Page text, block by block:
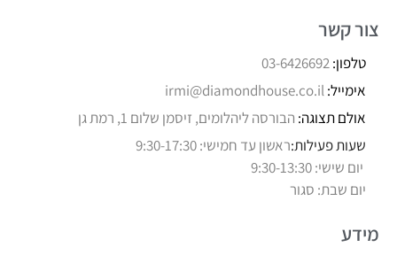
צור קשר
טלפון:03-6426692
אימייל:irmi@diamondhouse.co.il
אולם תצוגה: הבורסה ליהלומים, זיסמן שלום 1, רמת גן
שעות פעילות:ראשון עד חמישי: 9:30-17:30
יום שישי: 9:30-13:30
יום שבת: סגור
מידע